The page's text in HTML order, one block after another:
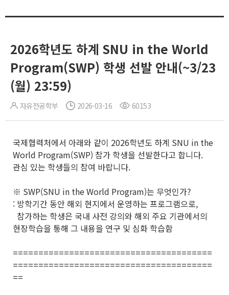
2026학년도 하계 SNU in the World
Program(SWP) 학생 선발 안내(~3/23
(월) 23:59)
자유전공학부 2026-03-16 60153
국제협력처에서 아래와 같이 2026학년도 하계 SNU in the
World Program(SWP) 참가 학생을 선발한다고 합니다.
관심 있는 학생들의 참여 바랍니다.
※ SWP(SNU in the World Program)는 무엇인가?
: 방학기간 동안 해외 현지에서 운영하는 프로그램으로,
참가하는 학생은 국내 사전 강의와 해외 주요 기관에서의
현장학습을 통해 그 내용을 연구 및 심화 학습함
=======================================
=======================================
==